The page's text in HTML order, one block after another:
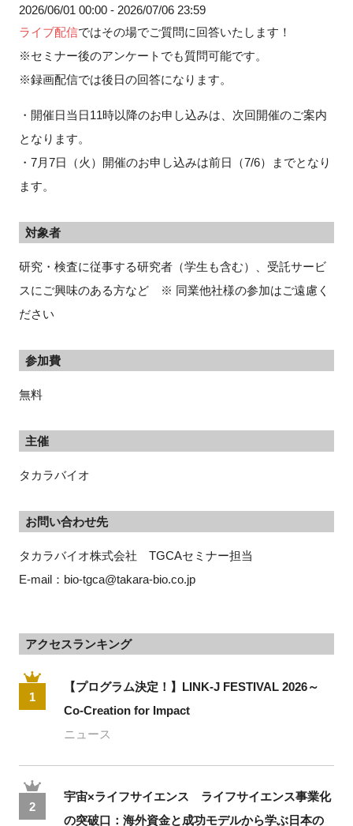
2026/06/01 00:00 - 2026/07/06 23:59
ライブ配信ではその場でご質問に回答いたします！
※セミナー後のアンケートでも質問可能です。
※録画配信では後日の回答になります。
・開催日当日11時以降のお申し込みは、次回開催のご案内
となります。
・7月7日（火）開催のお申し込みは前日（7/6）までとなり
ます。
対象者
研究・検査に従事する研究者（学生も含む）、受託サービ
スにご興味のある方など ※ 同業他社様の参加はご遠慮く
ださい
参加費
無料
主催
タカラバイオ
お問い合わせ先
タカラバイオ株式会社　TGCAセミナー担当
E-mail：bio-tgca@takara-bio.co.jp
アクセスランキング
1
【プログラム決定！】LINK-J FESTIVAL 2026～
Co-Creation for Impact
ニュース
2
宇宙×ライフサイエンス ライフサイエンス事業化
の突破口：海外資金と成功モデルから学ぶ日本の